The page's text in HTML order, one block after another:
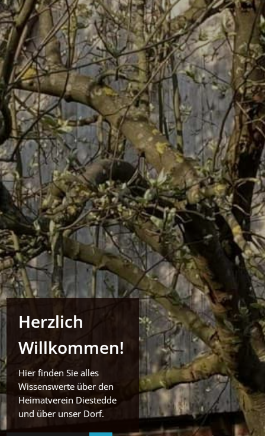
Herzlich
Willkommen!
Hier finden Sie alles
Wissenswerte über den
Heimatverein Diestedde
und über unser Dorf.